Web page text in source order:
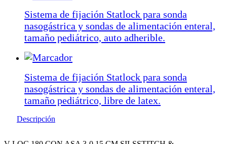
Sistema de fijación Statlock para sonda
nasogástrica y sondas de alimentación enteral,
tamaño pediátrico, auto adherible.
Sistema de fijación Statlock para sonda
nasogástrica y sondas de alimentación enteral,
tamaño pediátrico, libre de latex.
Descripción